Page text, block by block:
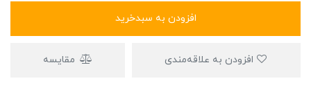
افزودن به سبدخرید
مقایسه